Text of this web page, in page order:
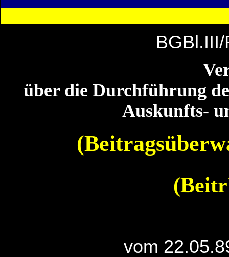
über die Durchführung
Auskunfts-
vom